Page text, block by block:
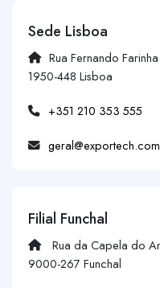
Sede Lisboa
Rua Fernando
1950-448 Lisboa
+351 210 353 555
Filial Funchal
Rua da Capela do
9000-267 Funchal